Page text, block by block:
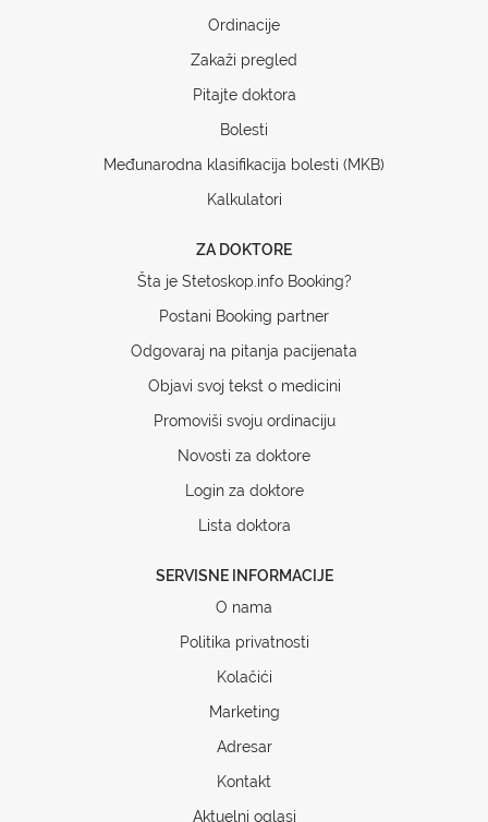
Ordinacije
Zakaži pregled
Pitajte doktora
Bolesti
Međunarodna klasifikacija bolesti (MKB)
Kalkulatori
ZA DOKTORE
Šta je Stetoskop.info Booking?
Postani Booking partner
Odgovaraj na pitanja pacijenata
Objavi svoj tekst o medicini
Promoviši svoju ordinaciju
Novosti za doktore
Login za doktore
Lista doktora
SERVISNE INFORMACIJE
O nama
Politika privatnosti
Kolačići
Marketing
Adresar
Kontakt
Aktuelni oglasi